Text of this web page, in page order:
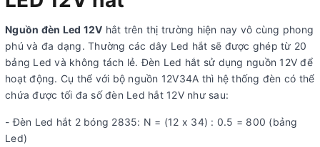
Nguồn đèn Led 12V hắt trên thị trường hiện nay vô cùng phong
phú và đa dạng. Thường các dây Led hắt sẽ được ghép từ 20
bảng Led và không tách lẻ. Đèn Led hắt sử dụng nguồn 12V để
hoạt động. Cụ thể với bộ nguồn 12V34A thì hệ thống đèn có thể
chứa được tối đa số đèn Led hắt 12V như sau:
- Đèn Led hắt 2 bóng 2835: N = (12 x 34) : 0.5 = 800 (bảng
Led)